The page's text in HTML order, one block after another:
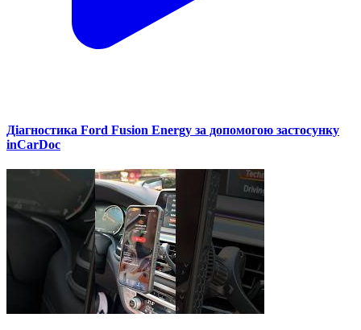
Діагностика Ford Fusion Energy за допомогою застосунку
inCarDoc